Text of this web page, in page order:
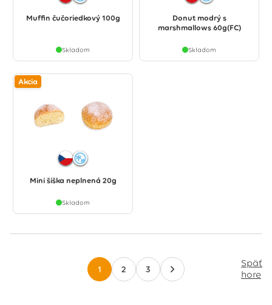
Muffin čučoriedkový 100g
Skladom
Donut modrý s
marshmallows 60g(FC)
Skladom
Akcia
Mini šiška neplnená 20g
Skladom
1 2 3
Späť
hore